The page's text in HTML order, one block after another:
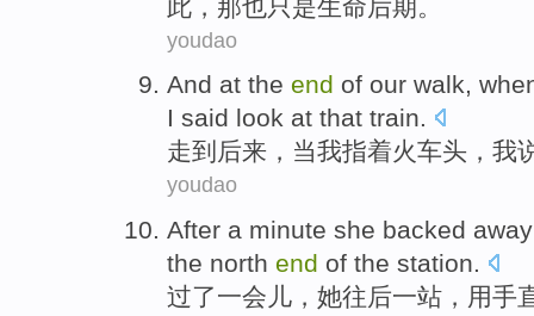
此， 那也只是生命后期。
youdao
And at the end of our walk,
I said look at that train.
走到 后来 ， 当我指着火车头 ，我
youdao
After a minute she backed away
the north end of the station.
过了一会儿 ， 她往后一站 ，用手